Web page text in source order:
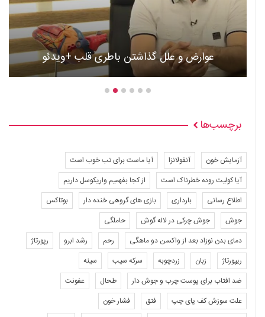
عوارض و علل گذاشتن باطری قلب +ویدئو
برچسب‌ها
آزمایش خون آنفولانزا
آیا ماست برای تب خوب است
آیا کولیت روده خطرناک است
از کجا بفهمیم واریکوسل داریم
اطلاع رسانی
بارداری بازی های گروهی خنده دار
بوتاکس
جوش
جوش چرکی در لاله گوش
حاملگی
دمای بدن نوزاد بعد از واکسن دو ماهگی
رحم رشد ابرو
رپورتاژ
ریپورتاژ
زبان زردچوبه سرکه سیب
سینه
ضد افتاب برای پوست چرب و جوش دار
طحال
عفونت
علت سوزش کف پای چپ
فتق
فشار خون